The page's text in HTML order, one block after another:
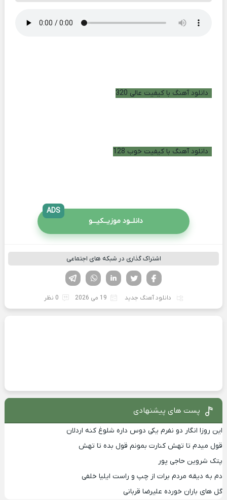
دانلود آهنگ با کیفیت عالی 320
دانلود آهنگ با کیفیت خوب 128
دانلــود موزیــکیـــو
ADS
اشتراک گذاری در شبکه های اجتماعی
لینکدین تویتر
فیسوک
دانلود آهنگ جدید 19 می 2026 0 نظر
پست های پیشنهادی
این روزا انگار دو نفرم یکی دوس داره شلوغ کنه اردلان
قول میدم تا تهش کنارت بمونم قول بده تا تهش
پتک شروین حاجی پور
دم به دیقه مردم برات از چپ و راست ایلیا خلفی
گل های باران خورده علیرضا قربانی